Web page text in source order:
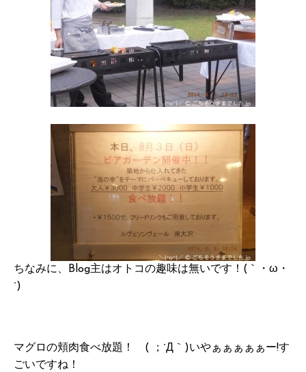
ちなみに、Blog主はオトコの趣味は無いです！(｀・ω・
´)
マグロの頬肉食べ放題！ ( ；´Д｀)いやぁぁぁぁぁー!す
ごいですね！